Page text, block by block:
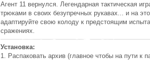
Агент 11 вернулся. Легендарная тактическая
трюками в своих безупречных рукавах... и на
адаптируйте свою колоду к предстоящим
сражениях.
Установка:
1. Распаковать архив (главное чтобы на пути к